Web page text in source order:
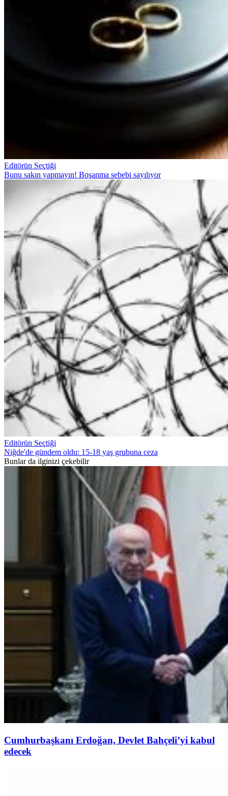
Editörün Seçtiği
Bunu sakın yapmayın! Boşanma sebebi sayılıyor
Editörün Seçtiği
Niğde'de gündem oldu: 15-18 yaş grubuna ceza
Bunlar da ilginizi çekebilir
Cumhurbaşkanı Erdoğan, Devlet Bahçeli’yi kabul
edecek